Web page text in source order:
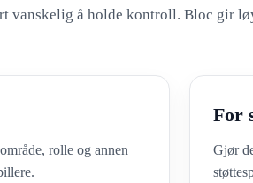
vanskelig å holde kontroll. Bloc gir
rolle og annen
For
Gjør